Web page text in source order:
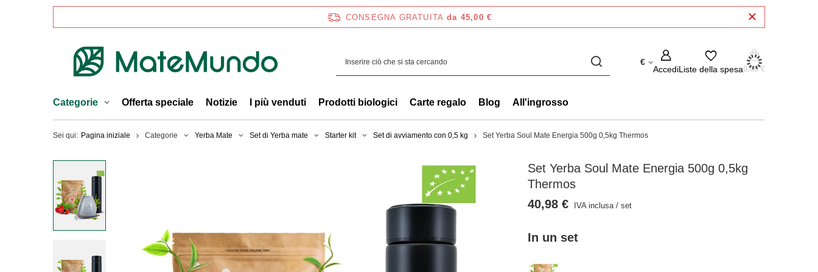
CONSEGNA GRATUITA da 45,00 €
€
AccediListe della spesa0,00 €
Categorie Offerta speciale Notizie I più venduti Prodotti biologici Carte regalo Blog All'ingrosso
Sei qui: Pagina iniziale Categorie Yerba Mate Set di Yerba mate Starter kit Set di avviamento con 0,5 kg Set Yerba Soul Mate Energia 500g 0,5kg Thermos
Set Yerba Soul Mate Energia 500g 0,5kg
Thermos
In un set
40,98 € IVA inclusa/set